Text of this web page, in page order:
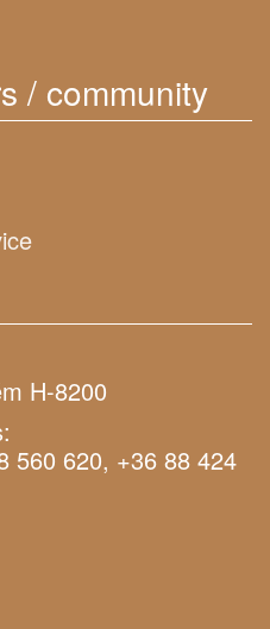
/ community
H-8200
560 620, +36 88 424